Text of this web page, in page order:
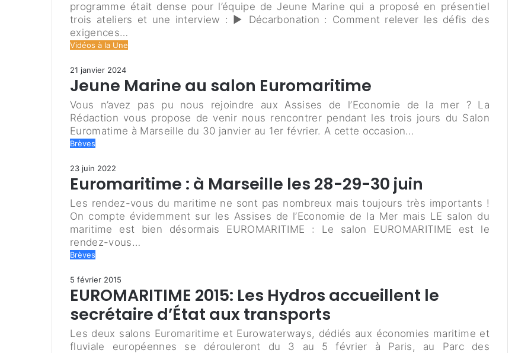
programme était dense pour l’équipe de Jeune Marine qui a proposé en présentiel
trois ateliers et une interview : ▶ Décarbonation : Comment relever les défis des
exigences…
Vidéos à la Une
21 janvier 2024
Jeune Marine au salon Euromaritime
Vous n’avez pas pu nous rejoindre aux Assises de l’Economie de la mer ? La
Rédaction vous propose de venir nous rencontrer pendant les trois jours du Salon
Euromatime à Marseille du 30 janvier au 1er février. A cette occasion…
Brèves
23 juin 2022
Euromaritime : à Marseille les 28-29-30 juin
Les rendez-vous du maritime ne sont pas nombreux mais toujours très importants !
On compte évidemment sur les Assises de l’Economie de la Mer mais LE salon du
maritime est bien désormais EUROMARITIME : Le salon EUROMARITIME est le
rendez-vous…
Brèves
5 février 2015
EUROMARITIME 2015: Les Hydros accueillent le
secrétaire d’État aux transports
Les deux salons Euromaritime et Eurowaterways, dédiés aux économies maritime et
fluviale européennes se dérouleront du 3 au 5 février à Paris, au Parc des